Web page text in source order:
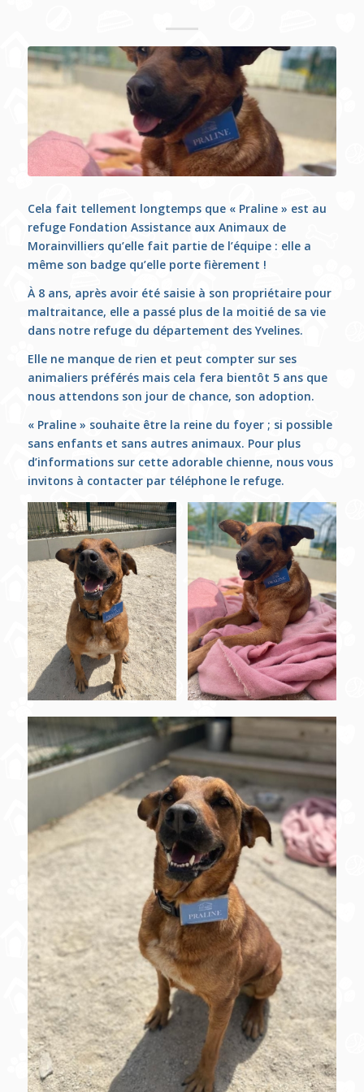
Cela fait tellement longtemps que « Praline » est au
refuge Fondation Assistance aux Animaux de
Morainvilliers qu’elle fait partie de l’équipe : elle a
même son badge qu’elle porte fièrement !
À 8 ans, après avoir été saisie à son propriétaire pour
maltraitance, elle a passé plus de la moitié de sa vie
dans notre refuge du département des Yvelines.
Elle ne manque de rien et peut compter sur ses
animaliers préférés mais cela fera bientôt 5 ans que
nous attendons son jour de chance, son adoption.
« Praline » souhaite être la reine du foyer ; si possible
sans enfants et sans autres animaux. Pour plus
d’informations sur cette adorable chienne, nous vous
invitons à contacter par téléphone le refuge.